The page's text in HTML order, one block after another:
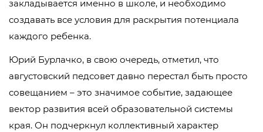
закладывается именно в школе, и необходимо
создавать все условия для раскрытия потенциала
каждого ребенка.
Юрий Бурлачко, в свою очередь, отметил, что
августовский педсовет давно перестал быть просто
совещанием – это значимое событие, задающее
вектор развития всей образовательной системы
края. Он подчеркнул коллективный характер